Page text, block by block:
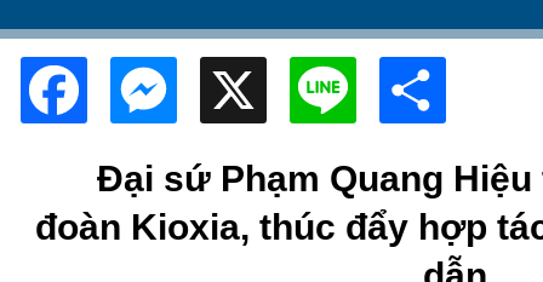
FacebookMessenger
X Line
Đại sứ Phạm Quang
đoàn Kioxia, thúc đẩy hợp